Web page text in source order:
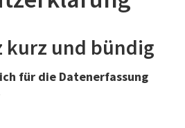
kurz und bündig
für die Datenerfassung